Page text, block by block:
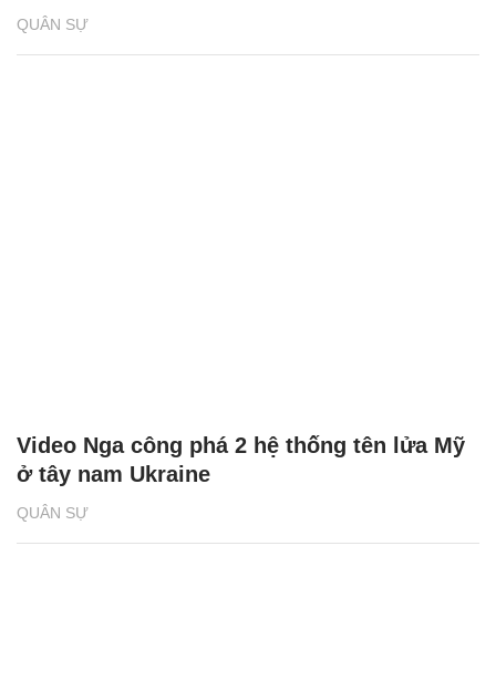
QUÂN SỰ
QUÂN SỰ
Video Nga công phá 2 hệ thống tên lửa Mỹ
ở tây nam Ukraine